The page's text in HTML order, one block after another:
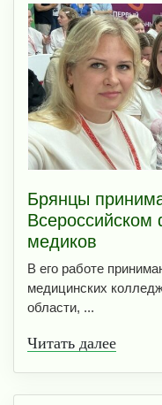
Брянцы
Всероссийском
медиков
В его работе
медицинских
области, ...
Читать далее